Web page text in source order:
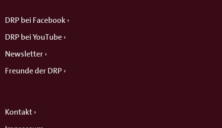
DRP bei Facebook
DRP bei YouTube
Newsletter
Freunde der DRP
Kontakt